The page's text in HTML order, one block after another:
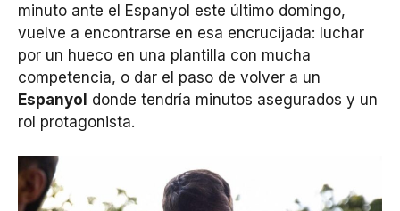
minuto ante el Espanyol este último domingo,
vuelve a encontrarse en esa encrucijada: luchar
por un hueco en una plantilla con mucha
competencia, o dar el paso de volver a un
Espanyol donde tendría minutos asegurados y un
rol protagonista.